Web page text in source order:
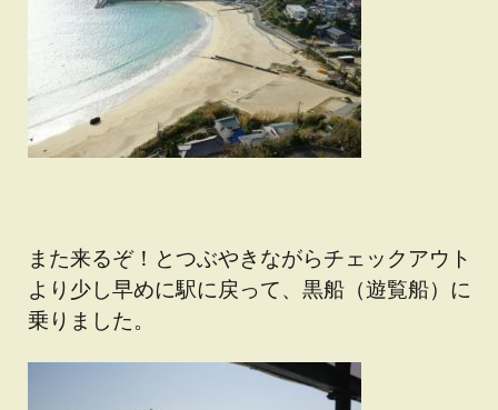
また来るぞ！とつぶやきながらチェックアウト
より少し早めに駅に戻って、黒船（遊覧船）に
乗りました。